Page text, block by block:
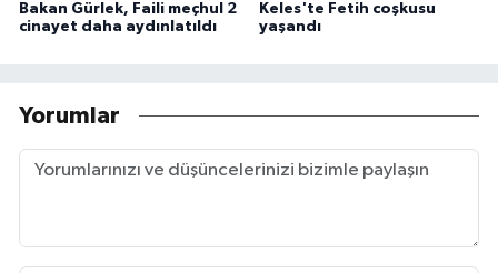
Bakan Gürlek, Faili meçhul 2
cinayet daha aydınlatıldı
Keles'te Fetih coşkusu
yaşandı
Yorumlar